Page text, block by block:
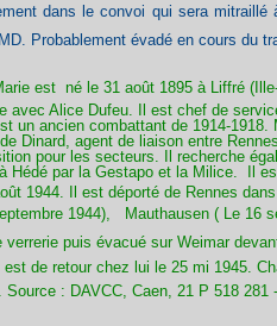
dans le convoi qui sera
Probablement évadé en cours du
est né le 31 août 1895 à Liffré
avec Alice Dufeu. Il est chef de
un ancien combattant de 1914-
Dinard, agent de liaison entre
pour les secteurs. Il recherche
Hédé par la Gestapo et la Milice. Il
1944. Il est déporté de Rennes
1944), Mauthausen ( Le 16
verrerie puis évacué sur Weimar
est de retour chez lui le 25 mi 1945.
Source : DAVCC, Caen, 21 P 518 281